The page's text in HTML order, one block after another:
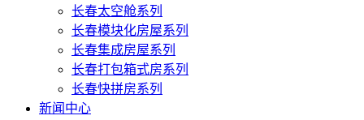
长春太空舱系列
长春模块化房屋系列
长春集成房屋系列
长春打包箱式房系列
长春快拼房系列
新闻中心